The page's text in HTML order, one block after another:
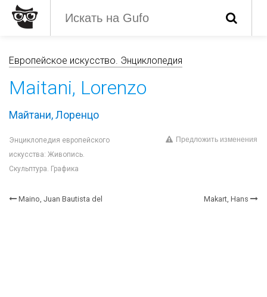
Европейское искусство. Энциклопедия
Maitani, Lorenzo
Майтани, Лоренцо
Энциклопедия европейского
искусства: Живопись.
Скульптура. Графика
Предложить изменения
Maino, Juan Bautista del Makart, Hans